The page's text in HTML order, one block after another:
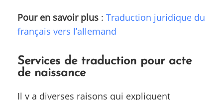
Pour en savoir plus : Traduction juridique du
français vers l’allemand
Services de traduction pour acte
de naissance
Il y a diverses raisons qui expliquent